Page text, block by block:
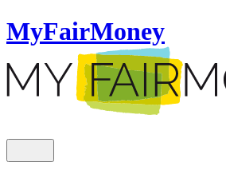
MyFairMoney